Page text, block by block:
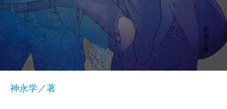
神永学／著